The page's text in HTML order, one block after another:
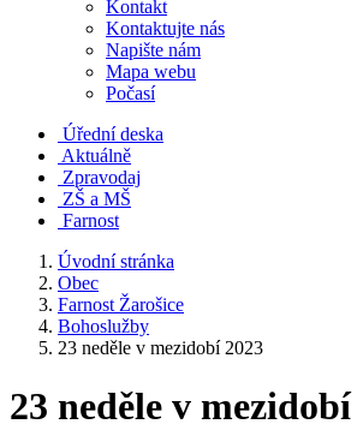
Kontakt
Kontaktujte nás
Napište nám
Mapa webu
Počasí
Úřední deska
Aktuálně
Zpravodaj
ZŠ a MŠ
Farnost
Úvodní stránka
Obec
Farnost Žarošice
Bohoslužby
23 neděle v mezidobí 2023
23 neděle v mezidobí